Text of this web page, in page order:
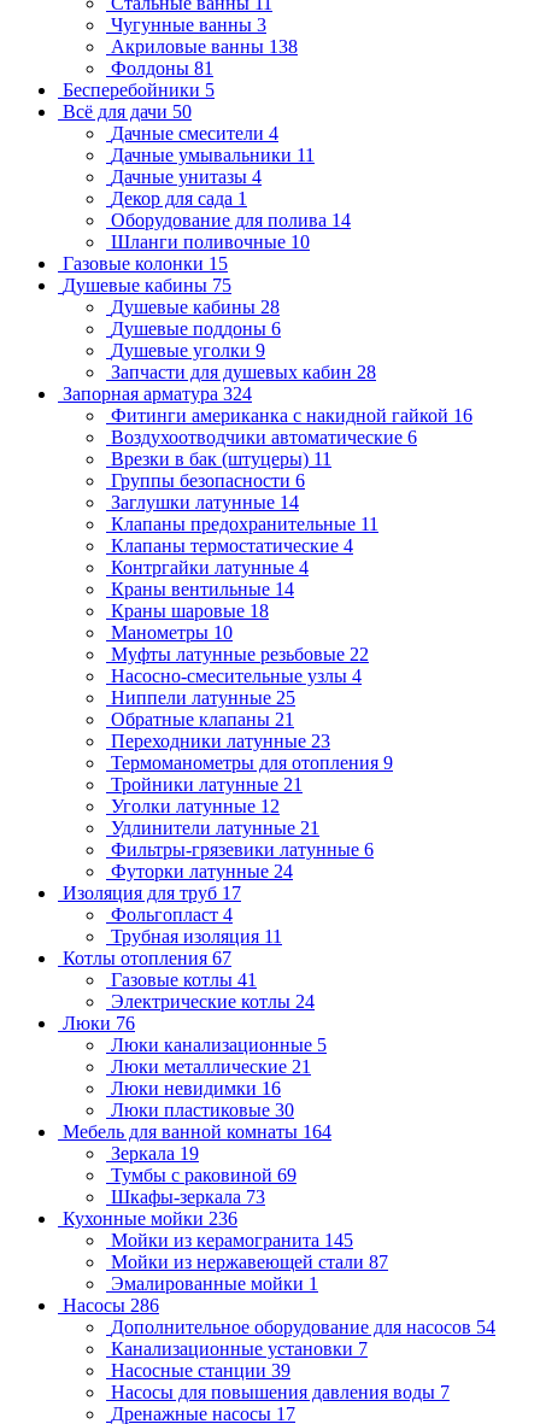
Чугунные ванны 3
Акриловые ванны 138
Фолдоны 81
Бесперебойники 5
Всё для дачи 50
Дачные смесители 4
Дачные умывальники 11
Дачные унитазы 4
Декор для сада 1
Оборудование для полива 14
Шланги поливочные 10
Газовые колонки 15
Душевые кабины 75
Душевые кабины 28
Душевые поддоны 6
Душевые уголки 9
Запчасти для душевых кабин 28
Запорная арматура 324
Фитинги американка с накидной гайкой 16
Воздухоотводчики автоматические 6
Врезки в бак (штуцеры) 11
Группы безопасности 6
Заглушки латунные 14
Клапаны предохранительные 11
Клапаны термостатические 4
Контргайки латунные 4
Краны вентильные 14
Краны шаровые 18
Манометры 10
Муфты латунные резьбовые 22
Насосно-смесительные узлы 4
Ниппели латунные 25
Обратные клапаны 21
Переходники латунные 23
Термоманометры для отопления 9
Тройники латунные 21
Уголки латунные 12
Удлинители латунные 21
Фильтры-грязевики латунные 6
Футорки латунные 24
Изоляция для труб 17
Фольгопласт 4
Трубная изоляция 11
Котлы отопления 67
Газовые котлы 41
Электрические котлы 24
Люки 76
Люки канализационные 5
Люки металлические 21
Люки невидимки 16
Люки пластиковые 30
Мебель для ванной комнаты 164
Зеркала 19
Тумбы с раковиной 69
Шкафы-зеркала 73
Кухонные мойки 236
Мойки из керамогранита 145
Мойки из нержавеющей стали 87
Эмалированные мойки 1
Насосы 286
Дополнительное оборудование для насосов 54
Канализационные установки 7
Насосные станции 39
Насосы для повышения давления воды 7
Дренажные насосы 17